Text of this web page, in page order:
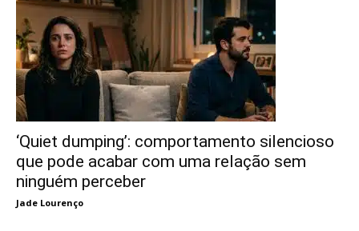
‘Quiet dumping’: comportamento silencioso
que pode acabar com uma relação sem
ninguém perceber
Jade Lourenço